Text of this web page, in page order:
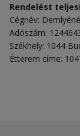
Rendelést
Cégnév:
Adószám:
Székhely: 1044
Étterem címe: